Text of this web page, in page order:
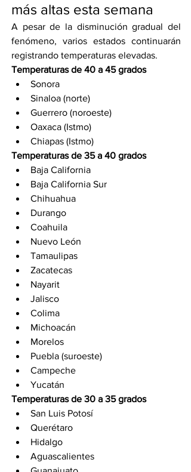
más altas esta semana
A pesar de la disminución gradual del
fenómeno, varios estados continuarán
registrando temperaturas elevadas.
Temperaturas de 40 a 45 grados
Sonora
Sinaloa (norte)
Guerrero (noroeste)
Oaxaca (Istmo)
Chiapas (Istmo)
Temperaturas de 35 a 40 grados
Baja California
Baja California Sur
Chihuahua
Durango
Coahuila
Nuevo León
Tamaulipas
Zacatecas
Nayarit
Jalisco
Colima
Michoacán
Morelos
Puebla (suroeste)
Campeche
Yucatán
Temperaturas de 30 a 35 grados
San Luis Potosí
Querétaro
Hidalgo
Aguascalientes